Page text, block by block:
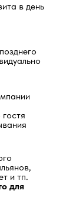
в день
и тп.
для